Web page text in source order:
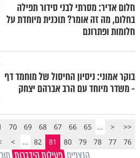
חלום אדיר: מסרתי לבני סידור תפילה
בחלום, מה זה אומר? תוכנית מיוחדת על
חלומות ופתרונם
בוקר אמוני: ניסיון החיסול של מוחמד דף
- משדר מיוחד עם הרב אברהם יצחק
<<
<
...
65
66
67
68
69
70
76
77
78
79
80
81
82
...
>
הנצפים פעילות הידברות